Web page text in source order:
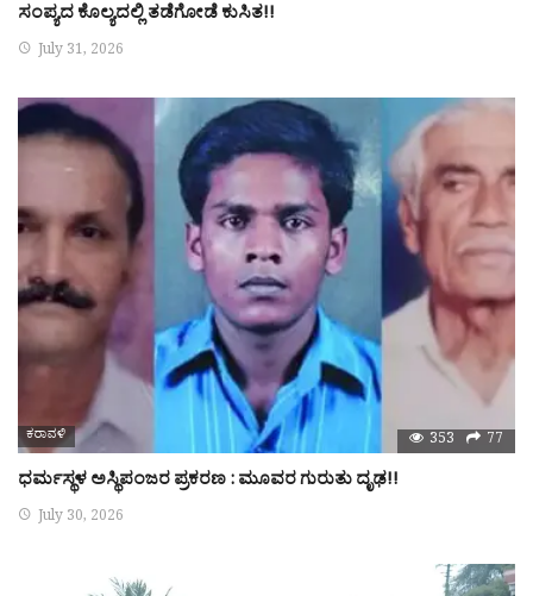
ಸಂಪ್ಯದ ಕೊಲ್ಯದಲ್ಲಿ ತಡೆಗೋಡೆ ಕುಸಿತ!!
July 31, 2026
ಕರಾವಳಿ 353 77
ಧರ್ಮಸ್ಥಳ ಅಸ್ಥಿಪಂಜರ ಪ್ರಕರಣ : ಮೂವರ ಗುರುತು ದೃಢ!!
July 30, 2026